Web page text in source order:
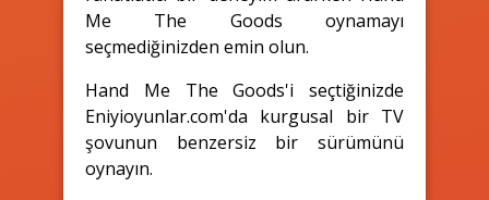
Me The Goods oynamayı
seçmediğinizden emin olun.
Hand Me The Goods'i seçtiğinizde
Eniyioyunlar.com'da kurgusal bir TV
şovunun benzersiz bir sürümünü
oynayın.